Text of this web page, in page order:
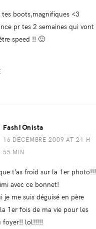
tes boots,magnifiques <3
pr tes 2 semaines qui vont
speed !! 🙂
Fash!onista
16 DÉCEMBRE 2009 AT 21 H
55 MIN
t’as froid sur la 1er photo!!!
avec ce bonnet!
je me suis déguisé en père
1er fois de ma vie pour les
foyer!! lol!!!!!